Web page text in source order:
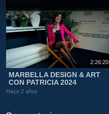
2:26:20
MARBELLA DESIGN & ART
CON PATRICIA 2024
Hace 2 años